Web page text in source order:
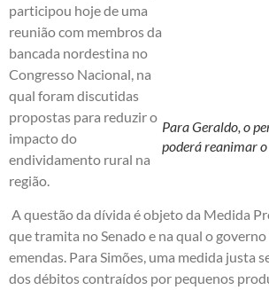
Para Geraldo, o
poderá reanimar
participou hoje de uma
reunião com membros da
bancada nordestina no
Congresso Nacional, na
qual foram discutidas
propostas para reduzir o
impacto do
endividamento rural na
região.
A questão da dívida é objeto da Medida
que tramita no Senado e na qual o
emendas. Para Simões, uma medida justa
dos débitos contraídos por pequenos